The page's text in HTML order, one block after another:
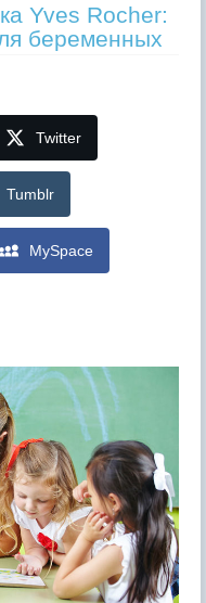
Yves Rocher:
беременных
Twitter
Tumblr
MySpace